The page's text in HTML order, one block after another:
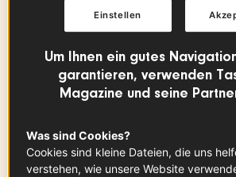
für -
Schwarze Perigord-
Um Ihnen ein gutes
garantieren, verwenden
Magazine und seine
Was sind Cookies?
Cookies sind kleine Dateien, die uns
verstehen, wie unsere Website
Einstellen